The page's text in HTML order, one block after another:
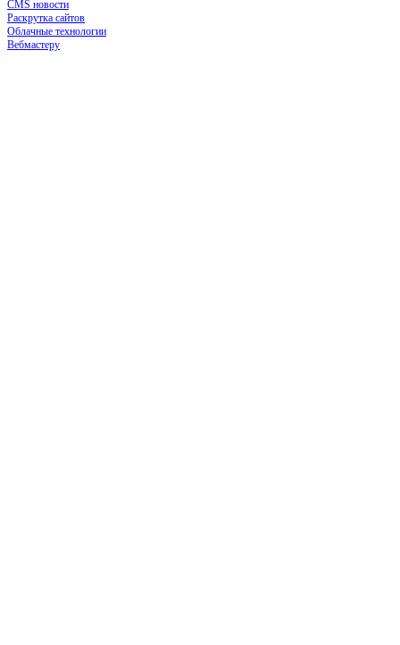
CMS новости
Раскрутка сайтов
Облачные технологии
Вебмастеру